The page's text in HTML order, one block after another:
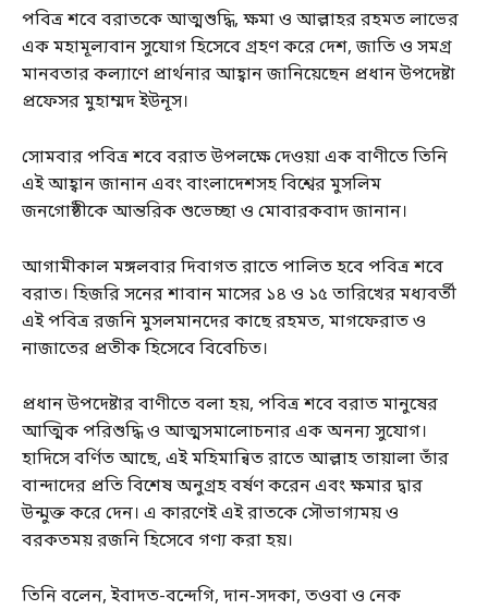
পবিত্র শবে বরাতকে আত্মশুদ্ধি, ক্ষমা ও আল্লাহর রহমত লাভের
এক মহামূল্যবান সুযোগ হিসেবে গ্রহণ করে দেশ, জাতি ও সমগ্র
মানবতার কল্যাণে প্রার্থনার আহ্বান জানিয়েছেন প্রধান উপদেষ্টা
প্রফেসর মুহাম্মদ ইউনূস।
সোমবার পবিত্র শবে বরাত উপলক্ষে দেওয়া এক বাণীতে তিনি
এই আহ্বান জানান এবং বাংলাদেশসহ বিশ্বের মুসলিম
জনগোষ্ঠীকে আন্তরিক শুভেচ্ছা ও মোবারকবাদ জানান।
আগামীকাল মঙ্গলবার দিবাগত রাতে পালিত হবে পবিত্র শবে
বরাত। হিজরি সনের শাবান মাসের ১৪ ও ১৫ তারিখের মধ্যবর্তী
এই পবিত্র রজনি মুসলমানদের কাছে রহমত, মাগফেরাত ও
নাজাতের প্রতীক হিসেবে বিবেচিত।
প্রধান উপদেষ্টার বাণীতে বলা হয়, পবিত্র শবে বরাত মানুষের
আত্মিক পরিশুদ্ধি ও আত্মসমালোচনার এক অনন্য সুযোগ।
হাদিসে বর্ণিত আছে, এই মহিমান্বিত রাতে আল্লাহ তায়ালা তাঁর
বান্দাদের প্রতি বিশেষ অনুগ্রহ বর্ষণ করেন এবং ক্ষমার দ্বার
উন্মুক্ত করে দেন। এ কারণেই এই রাতকে সৌভাগ্যময় ও
বরকতময় রজনি হিসেবে গণ্য করা হয়।
তিনি বলেন, ইবাদত-বন্দেগি, দান-সদকা, তওবা ও নেক